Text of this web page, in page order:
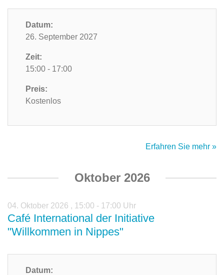
Datum:
26. September 2027
Zeit:
15:00 - 17:00
Preis:
Kostenlos
Erfahren Sie mehr »
Oktober 2026
04. Oktober 2026 , 15:00 - 17:00 Uhr
Café International der Initiative
"Willkommen in Nippes"
Datum: